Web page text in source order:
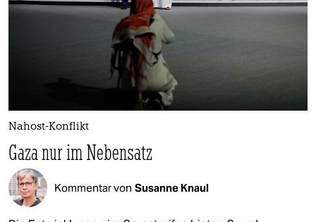
Nahost-Konflikt
Gaza nur im Nebensatz
Kommentar von Susanne Knaul